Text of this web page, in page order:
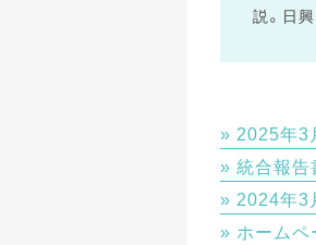
説。日
2025年3
統合報
2024年3
ホーム